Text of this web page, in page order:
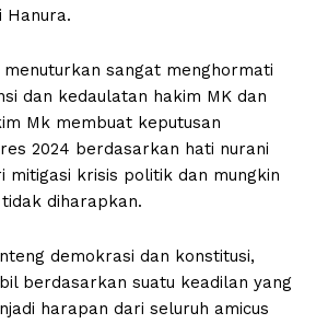
Hanura.
sangat menghormati
dan kedaulatan hakim MK dan
Mk membuat keputusan
2024 berdasarkan hati nurani
mitigasi krisis politik dan mungkin
diharapkan.
demokrasi dan konstitusi,
berdasarkan suatu keadilan yang
harapan dari seluruh amicus